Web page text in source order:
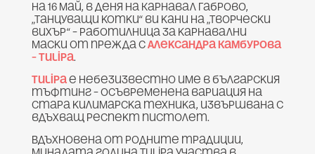
На 16 май, в деня на Карнавал Габрово,
„Танцуващи котки“ ви кани на „Творчески
вихър“ – работилница за карнавални
маски от прежда сАлександра Камбурова
– Tulipa.
Tulipaе небезизвестно име в българския
тъфтинг – осъвременена вариация на
стара килимарска техника, извършвана с
вдъхващ респект пистолет.
Вдъхновена от родните традиции,